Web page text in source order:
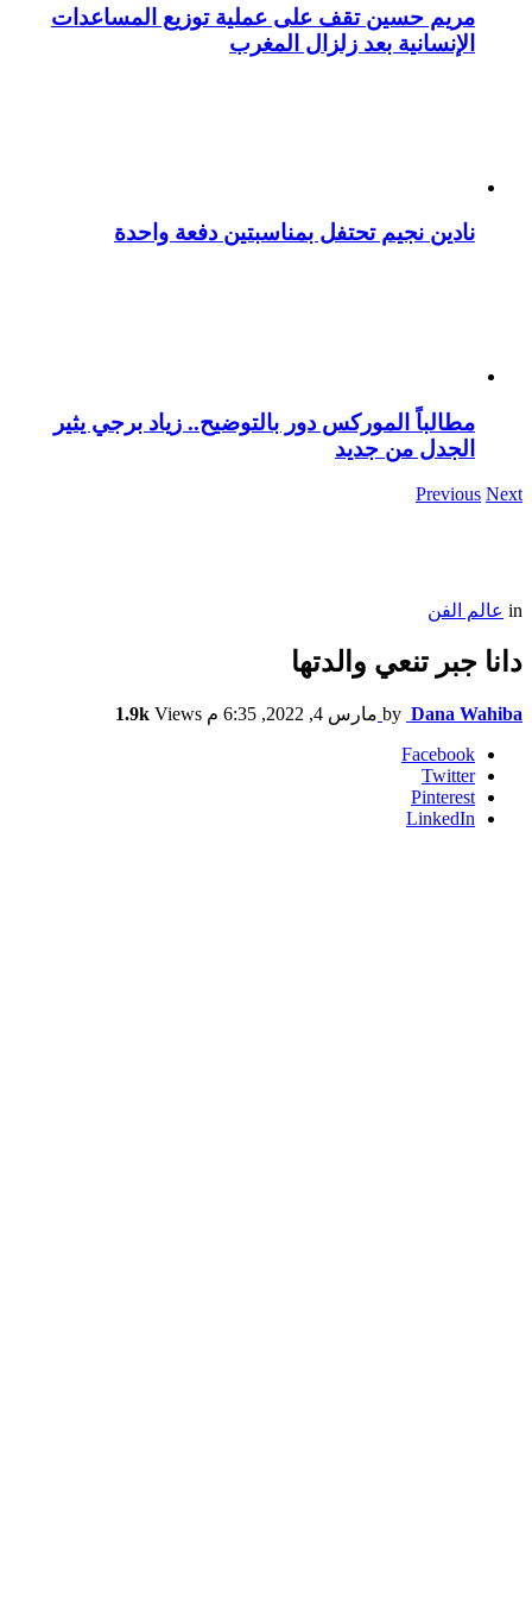
مريم حسين تقف على عملية توزيع المساعدات
الإنسانية بعد زلزال المغرب
نادين نجيم تحتفل بمناسبتين دفعة واحدة
مطالباً الموركس دور بالتوضيح.. زياد برجي يثير
الجدل من جديد
Previous Next
in عالم الفن
دانا جبر تنعي والدتها
by Dana Wahiba مارس 4, 2022, 6:35 م 1.9k Views
Facebook
Twitter
Pinterest
LinkedIn